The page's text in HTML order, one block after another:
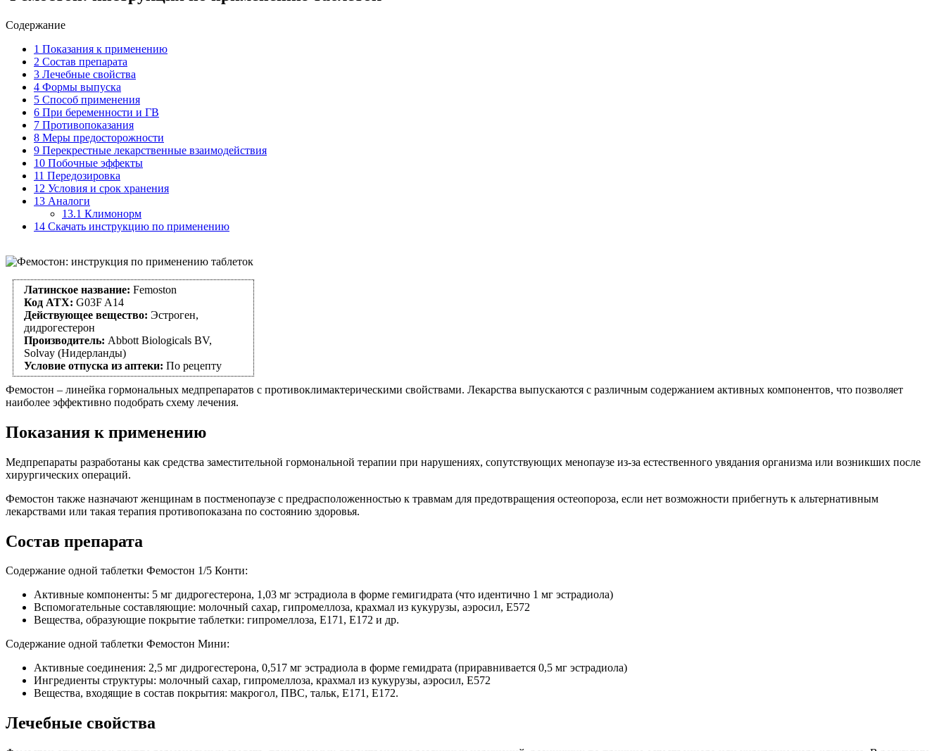
Содержание
1 Показания к применению
2 Состав препарата
3 Лечебные свойства
4 Формы выпуска
5 Способ применения
6 При беременности и ГВ
7 Противопоказания
8 Меры предосторожности
9 Перекрестные лекарственные взаимодействия
10 Побочные эффекты
11 Передозировка
12 Условия и срок хранения
13 Аналоги
13.1 Климонорм
14 Скачать инструкцию по применению
Латинское название: Femoston
Код АТХ: G03F A14
Действующее вещество: Эстроген,
дидрогестерон
Производитель: Abbott Biologicals BV,
Solvay (Нидерланды)
Условие отпуска из аптеки: По рецепту
Фемостон – линейка гормональных медпрепаратов с противоклимактерическими свойствами. Лекарства выпускаются с различным содержанием активных компонентов, что позволяет
наиболее эффективно подобрать схему лечения.
Показания к применению
Медпрепараты разработаны как средства заместительной гормональной терапии при нарушениях, сопутствующих менопаузе из-за естественного увядания организма или возникших после
хирургических операций.
Фемостон также назначают женщинам в постменопаузе с предрасположенностью к травмам для предотвращения остеопороза, если нет возможности прибегнуть к альтернативным
лекарствами или такая терапия противопоказана по состоянию здоровья.
Состав препарата
Содержание одной таблетки Фемостон 1/5 Конти:
Активные компоненты: 5 мг дидрогестерона, 1,03 мг эстрадиола в форме гемигидрата (что идентично 1 мг эстрадиола)
Вспомогательные составляющие: молочный сахар, гипромеллоза, крахмал из кукурузы, аэросил, Е572
Вещества, образующие покрытие таблетки: гипромеллоза, Е171, Е172 и др.
Содержание одной таблетки Фемостон Мини:
Активные соединения: 2,5 мг дидрогестерона, 0,517 мг эстрадиола в форме гемидрата (приравнивается 0,5 мг эстрадиола)
Ингредиенты структуры: молочный сахар, гипромеллоза, крахмал из кукурузы, аэросил, Е572
Вещества, входящие в состав покрытия: макрогол, ПВС, тальк, Е171, Е172.
Лечебные свойства